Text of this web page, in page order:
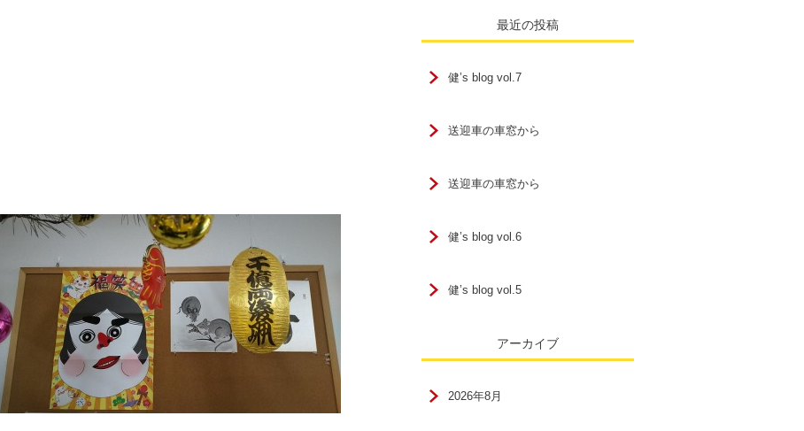
最近の投稿
健’s blog vol.7
送迎車の車窓から
送迎車の車窓から
健’s blog vol.6
健’s blog vol.5
アーカイブ
2026年8月